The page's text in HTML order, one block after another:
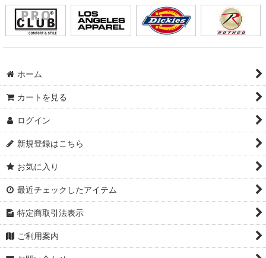
ホーム
カートを見る
ログイン
新規登録はこちら
お気に入り
最近チェックしたアイテム
特定商取引法表示
ご利用案内